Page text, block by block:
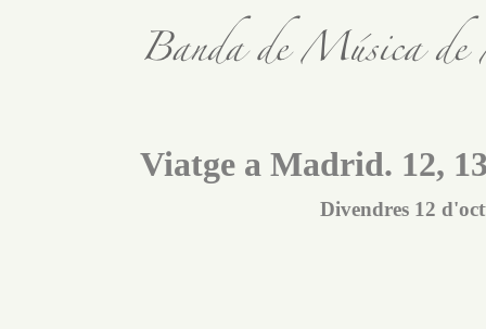
Viatge a Madrid. 12,
Divendres 12